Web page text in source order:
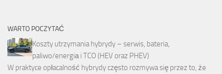
WARTO POCZYTAĆ
Koszty utrzymania hybrydy – serwis, bateria,
paliwo/energiа i TCO (HEV oraz PHEV)
W praktyce opłacalność hybrydy często rozmywa się przez to, że